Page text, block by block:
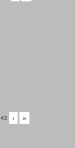
42 › »